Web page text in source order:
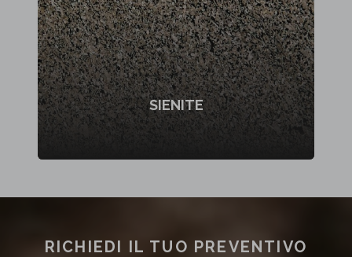
SIENITE
RICHIEDI IL TUO PREVENTIVO